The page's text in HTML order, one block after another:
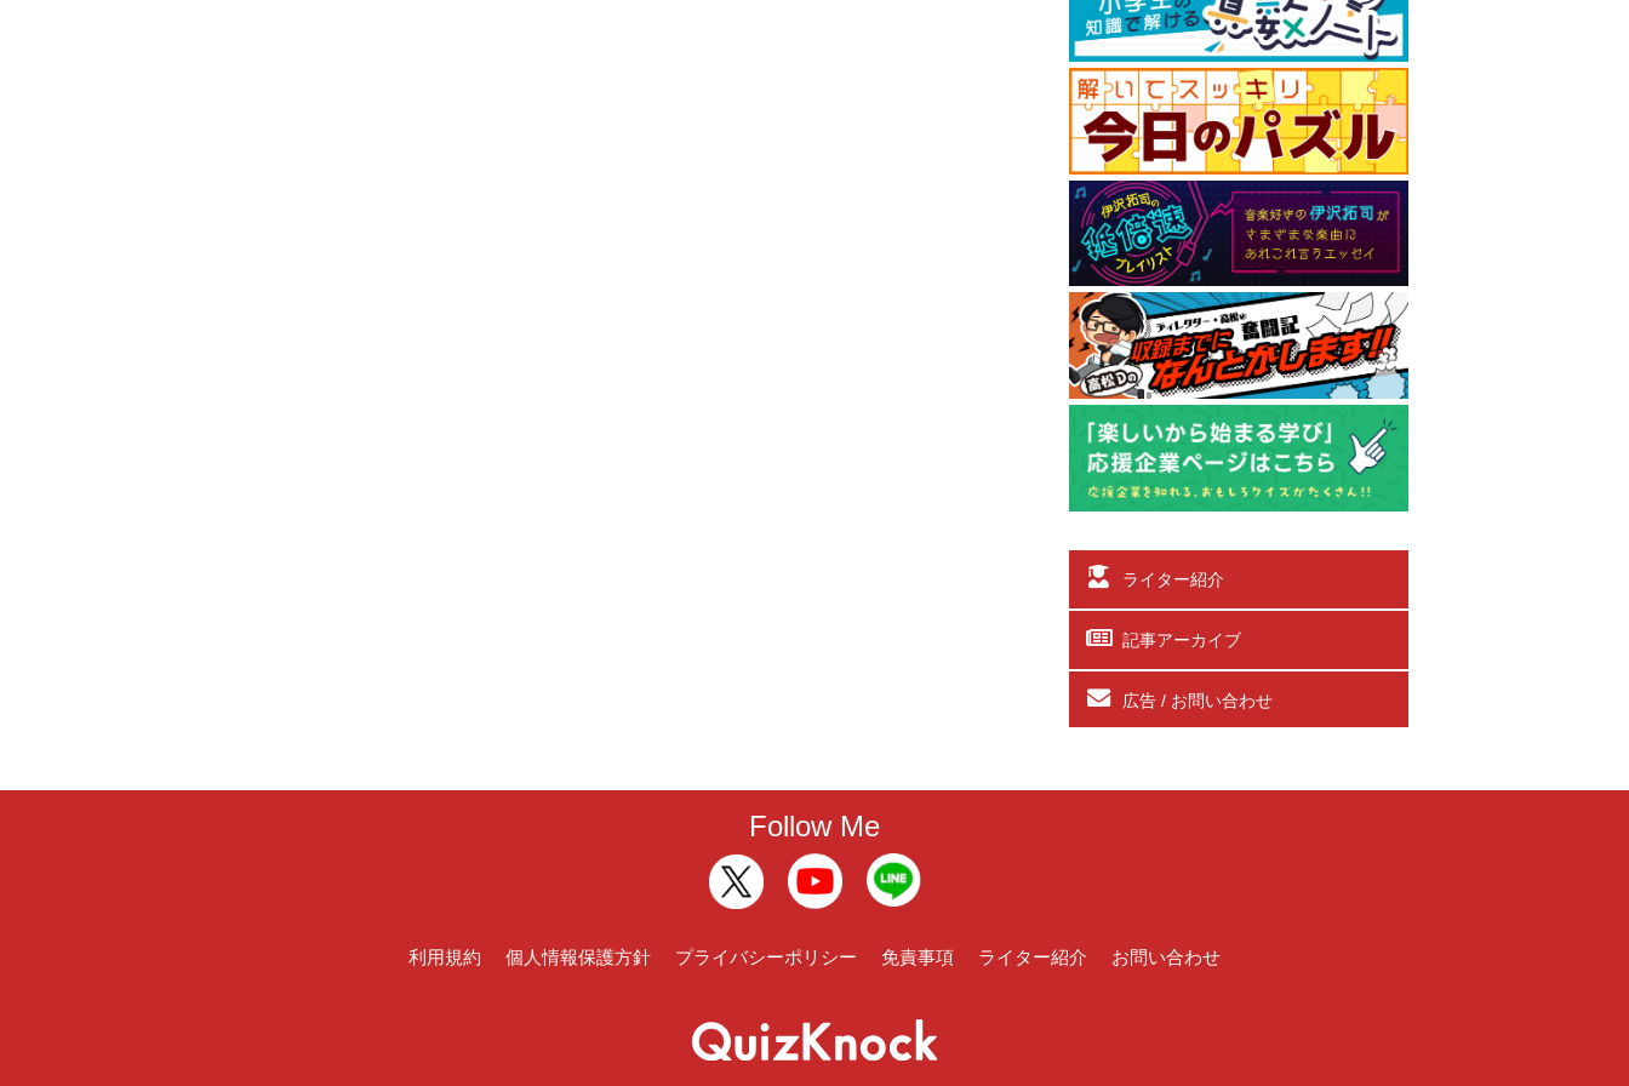
ライター紹介
記事アーカイブ
広告 / お問い合わせ
Follow Me
利用規約 個人情報保護方針 プライバシーポリシー 免責事項 ライター紹介 お問い合わせ